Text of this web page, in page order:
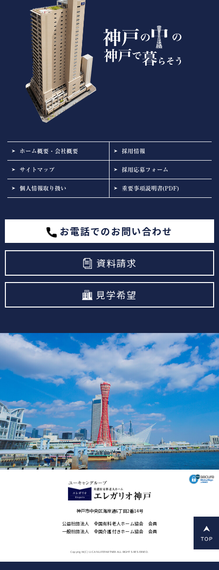
ホーム概要・会社概要 採用情報
サイトマップ 採用応募フォーム
個人情報取り扱い 重要事項説明書(PDF)
お電話でのお問い合わせ
資料請求
見学希望
神戸市中央区海岸通6丁目2番14号
公益社団法人 全国有料老人ホーム協会 会員
一般社団法人 全国介護付きホーム協会 会員
Copyright(C) U-CAN LIFEPARTNER ALL RIGHTS RESERVED.